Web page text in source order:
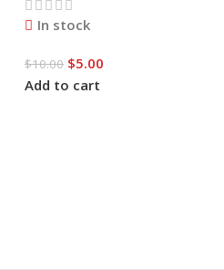
WELLHISE HTC-1
In stock
$10.00 $5.00
Add to cart